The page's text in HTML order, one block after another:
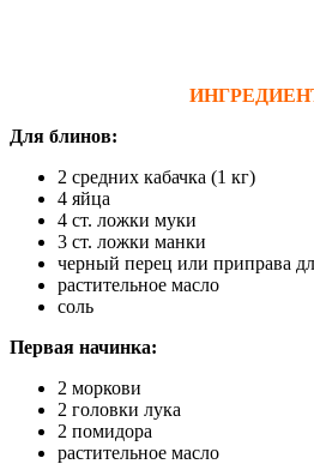
Для блинов:
2 средних кабачка (1 кг)
4 яйца
4 ст. ложки муки
3 ст. ложки манки
черный перец или приправа
растительное масло
соль
Первая начинка:
2 моркови
2 головки лука
2 помидора
растительное масло